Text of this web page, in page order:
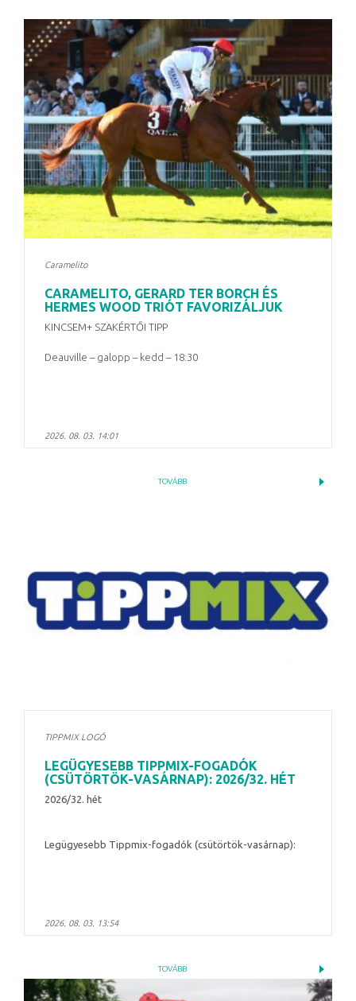
Caramelito
CARAMELITO, GERARD TER BORCH ÉS
HERMES WOOD TRIÓT FAVORIZÁLJUK
KINCSEM+ SZAKÉRTŐI TIPP
Deauville – galopp – kedd – 18:30
2026. 08. 03. 14:01
TOVÁBB
TIPPMIX LOGÓ
LEGÜGYESEBB TIPPMIX-FOGADÓK
(CSÜTÖRTÖK-VASÁRNAP): 2026/32. HÉT
2026/32. hét
Legügyesebb Tippmix-fogadók (csütörtök-vasárnap):
2026. 08. 03. 13:54
TOVÁBB